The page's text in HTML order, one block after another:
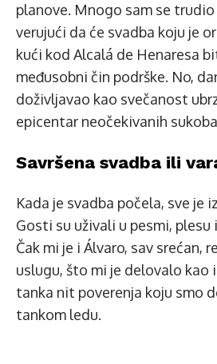
planove. Mnogo sam se
verujući da će svadba koju je
kući kod Alcalá de Henaresa
međusobni čin podrške. No,
doživljavao kao svečanost
epicentar neočekivanih
Savršena svadba ili
Kada je svadba počela, sve je
Gosti su uživali u pesmi,
Čak mi je i Álvaro, sav srećan,
uslugu, što mi je delovalo kao
tanka nit poverenja koju smo
tankom ledu.